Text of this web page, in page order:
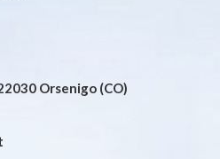
Orsenigo (CO)